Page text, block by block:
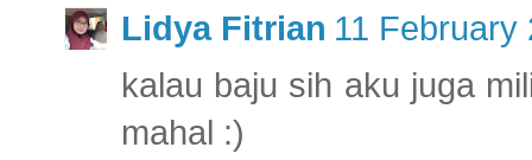
Lidya Fitrian 11 February
kalau baju sih aku juga
mahal :)